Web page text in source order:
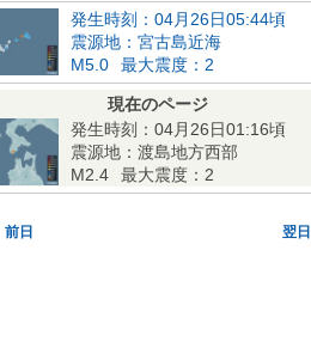
発生時刻：04月26日05:44頃
震源地：宮古島近海
M5.0
最大震度：2
現在のページ
発生時刻：04月26日01:16頃
震源地：渡島地方西部
M2.4
最大震度：2
前日 翌日